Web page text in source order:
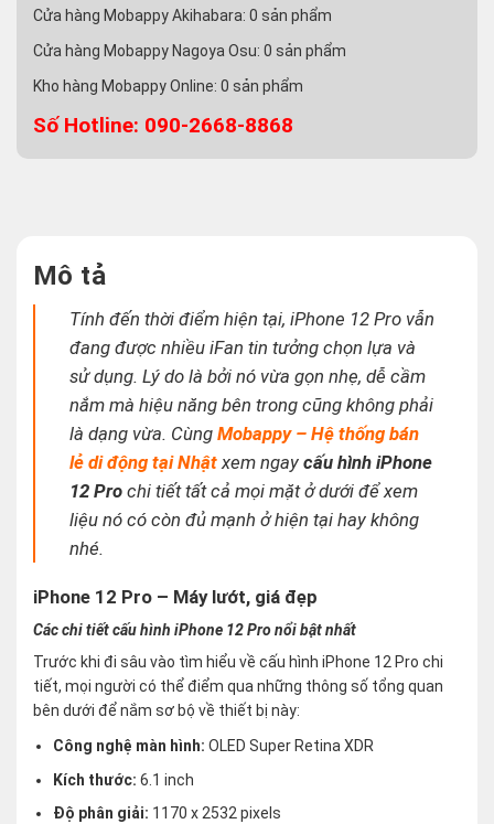
Cửa hàng Mobappy Akihabara: 0 sản phẩm
Cửa hàng Mobappy Nagoya Osu: 0 sản phẩm
Kho hàng Mobappy Online: 0 sản phẩm
Số Hotline: 090-2668-8868
Mô tả
Tính đến thời điểm hiện tại, iPhone 12 Pro vẫn
đang được nhiều iFan tin tưởng chọn lựa và
sử dụng. Lý do là bởi nó vừa gọn nhẹ, dễ cầm
nắm mà hiệu năng bên trong cũng không phải
là dạng vừa. CùngMobappy – Hệ thống bán
lẻ di động tại Nhậtxem ngaycấu hình iPhone
12 Pro chi tiết tất cả mọi mặt ở dưới để xem
liệu nó có còn đủ mạnh ở hiện tại hay không
nhé.
iPhone 12 Pro – Máy lướt, giá đẹp
Các chi tiết cấu hình iPhone 12 Pro nổi bật nhất
Trước khi đi sâu vào tìm hiểu về cấu hình iPhone 12 Pro chi
tiết, mọi người có thể điểm qua những thông số tổng quan
bên dưới để nắm sơ bộ về thiết bị này:
Công nghệ màn hình: OLED Super Retina XDR
Kích thước: 6.1 inch
Độ phân giải: 1170 x 2532 pixels